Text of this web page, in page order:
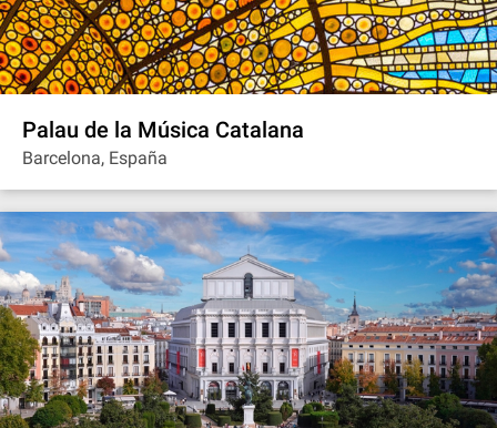
Palau de la Música Catalana
Barcelona, España